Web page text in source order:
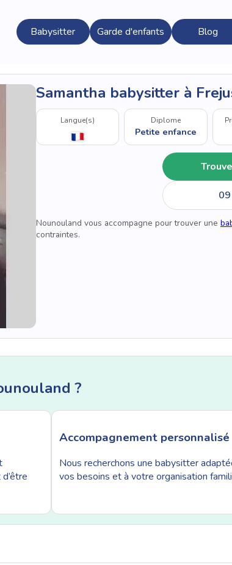
Babysitter Garde d'enfants Blog
Samantha babysitter à
Langue(s) Diplome
Petite enfance
Nounouland vous accompagne pour trouver une
contraintes.
?
Accompagnement personnalisé
Nous recherchons une babysitter
vos besoins et à votre organisation